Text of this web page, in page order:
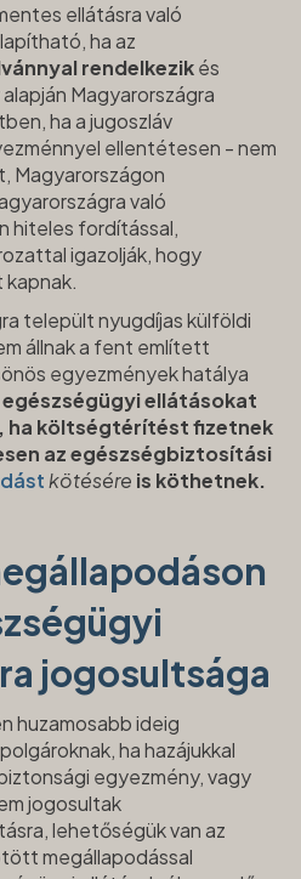
ellátásra való
ha az
rendelkezikés
Magyarországra
ha a jugoszláv
ellentétesen - nem
Magyarországon
való
hiteles fordítással,
igazolják, hogy
kapnak.
települt nyugdíjas külföldi
állnak a fent említett
egyezmények hatálya
ellátásokat
ha költségtérítést fizetnek
az egészségbiztosítási
kötésére is köthetnek.
jogosultsága
huzamosabb ideig
ha hazájukkal
egyezmény, vagy
jogosultak
lehetőségük van az
megállapodással